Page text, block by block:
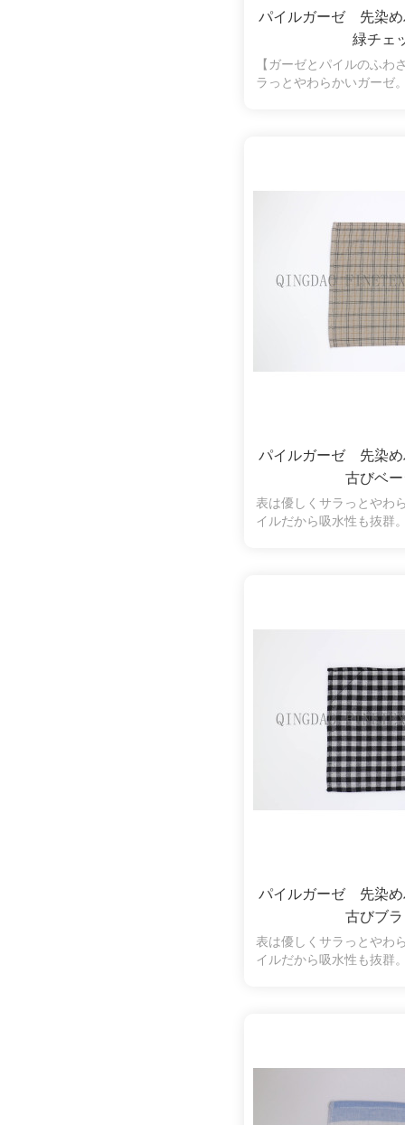
パイルガーゼ 先染
緑チェ
【ガーゼとパイルのふわ
ラっとやわらかいガーゼ
パイルガーゼ 先染
古びベ
表は優しくサラっとやわ
イルだから吸水性も抜群
パイルガーゼ 先染
古びブ
表は優しくサラっとやわ
イルだから吸水性も抜群